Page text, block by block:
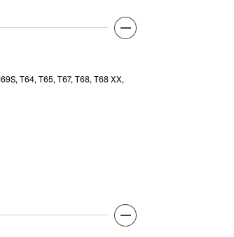
T64, T65, T67, T68, T68 XX,